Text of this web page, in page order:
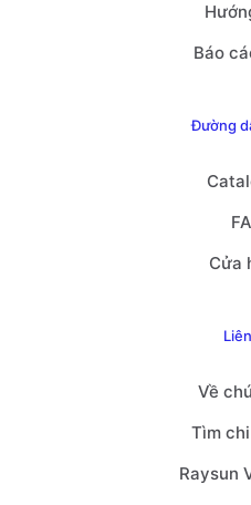
Báo
Đường
Cửa
Về
Tìm
Raysun